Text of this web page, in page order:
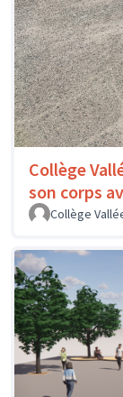
Collège
son corps
Collège